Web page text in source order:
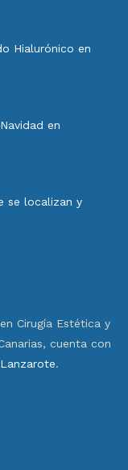
Hialurónico en
en
se localizan y
Cirugía Estética y
cuenta con
.